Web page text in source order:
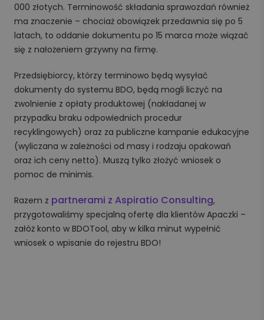
000 złotych. Terminowość składania sprawozdań również
ma znaczenie – chociaż obowiązek przedawnia się po 5
latach, to oddanie dokumentu po 15 marca może wiązać
się z nałożeniem grzywny na firmę.
Przedsiębiorcy, którzy terminowo będą wysyłać
dokumenty do systemu BDO, będą mogli liczyć na
zwolnienie z opłaty produktowej (nakładanej w
przypadku braku odpowiednich procedur
recyklingowych) oraz za publiczne kampanie edukacyjne
(wyliczana w zależności od masy i rodzaju opakowań
oraz ich ceny netto). Muszą tylko złożyć wniosek o
pomoc de minimis.
Razem z partnerami z Aspiratio Consulting,
przygotowaliśmy specjalną ofertę dla klientów Apaczki –
załóż konto w BDOTool, aby w kilka minut wypełnić
wniosek o wpisanie do rejestru BDO!